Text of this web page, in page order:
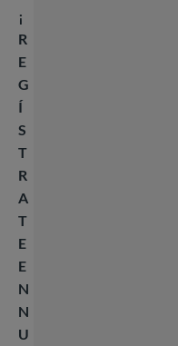
¡
R
E
G
Í
S
T
R
A
T
E
E
N
N
U